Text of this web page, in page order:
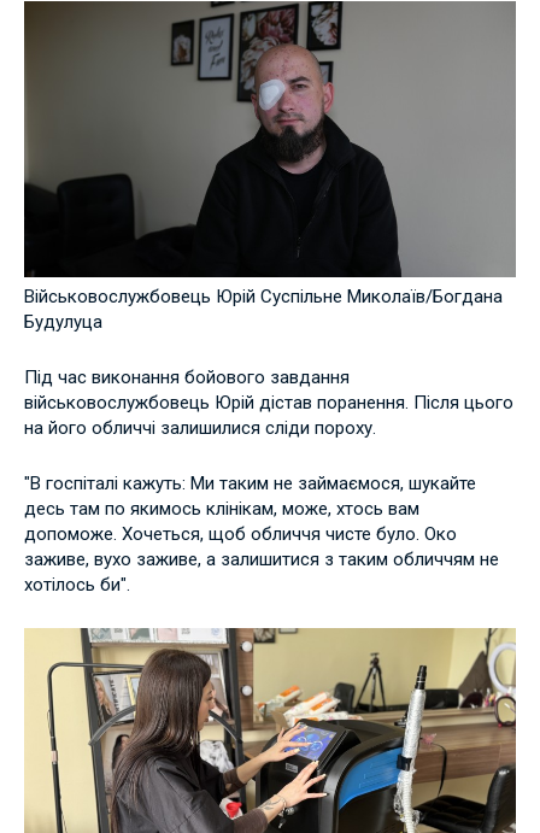
Військовослужбовець Юрій Суспільне Миколаїв/Богдана
Будулуца
Під час виконання бойового завдання
військовослужбовець Юрій дістав поранення. Після цього
на його обличчі залишилися сліди пороху.
"В госпіталі кажуть: Ми таким не займаємося, шукайте
десь там по якимось клінікам, може, хтось вам
допоможе. Хочеться, щоб обличчя чисте було. Око
заживе, вухо заживе, а залишитися з таким обличчям не
хотілось би".